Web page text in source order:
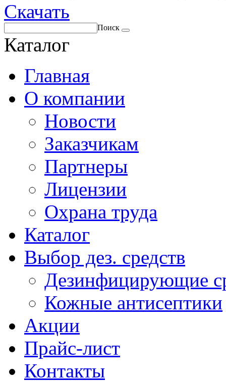
Скачать
Поиск
Каталог
Главная
О компании
Новости
Заказчикам
Партнеры
Лицензии
Охрана труда
Каталог
Выбор дез. средств
Дезинфицирующие
Кожные антисептики
Акции
Прайс-лист
Контакты